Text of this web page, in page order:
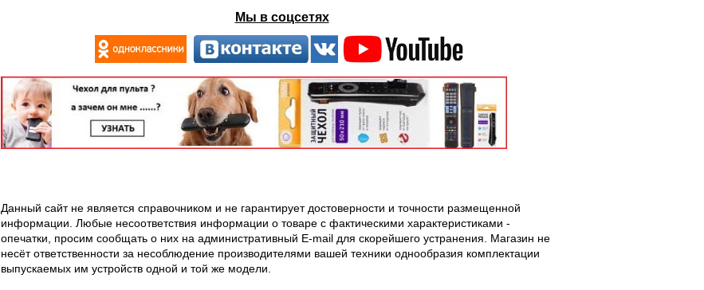
Мы в соцсетях
Данный сайт не является справочником и не гарантирует достоверности и точности размещенной
информации. Любые несоответствия информации о товаре с фактическими характеристиками -
опечатки, просим сообщать о них на административный E-mail для скорейшего устранения. Магазин не
несёт ответственности за несоблюдение производителями вашей техники однообразия комплектации
выпускаемых им устройств одной и той же модели.